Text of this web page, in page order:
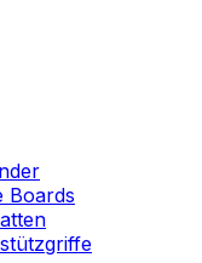
Boards